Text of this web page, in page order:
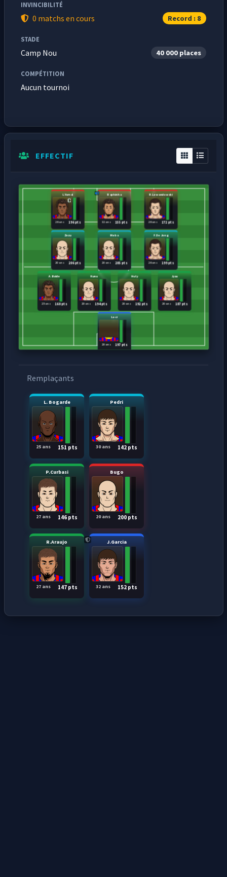
INVINCIBILITÉ
0 matchs en cours Record : 8
STADE
Camp Nou 40 000 places
COMPÉTITION
Aucun tournoi
EFFECTIF
Loci
197 pts
20 ans
A.Balde
160 pts
25 ans
Kunu
194 pts
20 ans
Huly
192 pts
20 ans
Jyzu
187 pts
20 ans
Zezu
206 pts
20 ans
Meba
205 pts
20 ans
F.De Jong
199 pts
26 ans
L.Yamal
196 pts
26 ans
Raphinha
155 pts
32 ans
R.Lewandowski
172 pts
26 ans
Remplaçants
L. Bogarde
151 pts
25 ans
Pedri
142 pts
30 ans
P.Curbasi
146 pts
27 ans
Bugo
200 pts
20 ans
R.Araujo
147 pts
27 ans
J.Garcia
152 pts
32 ans